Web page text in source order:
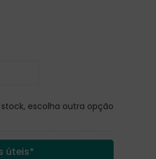
escolha outra opção
úteis*